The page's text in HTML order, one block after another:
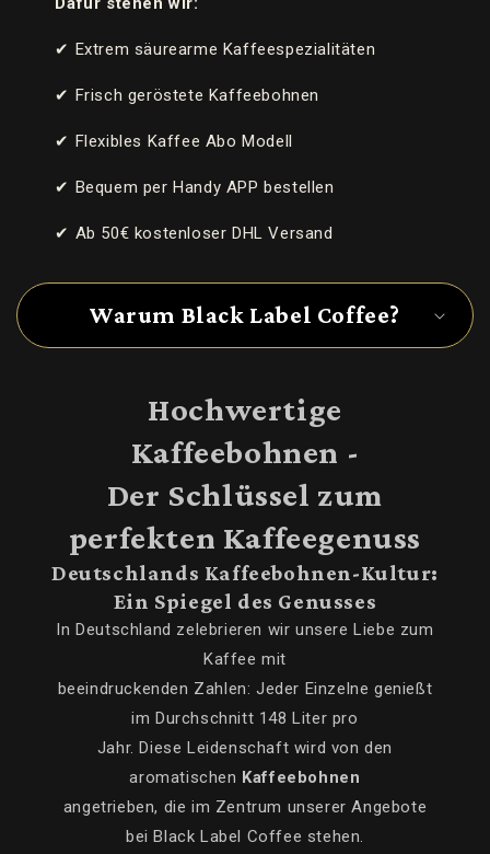
✔ Extrem säurearme Kaffeespezialitäten
✔ Frisch geröstete Kaffeebohnen
✔ Flexibles Kaffee Abo Modell
✔ Bequem per Handy APP bestellen
✔ Ab 50€ kostenloser DHL Versand
Warum Black Label Coffee?
Hochwertige
Kaffeebohnen -
Der Schlüssel zum
perfekten Kaffeegenuss
Deutschlands Kaffeebohnen-Kultur:
Ein Spiegel des Genusses
In Deutschland zelebrieren wir unsere Liebe zum
Kaffee mit
beeindruckenden Zahlen: Jeder Einzelne genießt
im Durchschnitt 148 Liter pro
Jahr. Diese Leidenschaft wird von den
aromatischen Kaffeebohnen
angetrieben, die im Zentrum unserer Angebote
bei Black Label Coffee stehen.